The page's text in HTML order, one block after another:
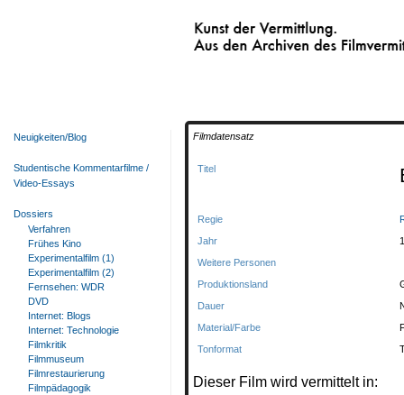
Kunst der Vermittlung.
Aus den Archiven des Filmvermittelnden
Neuigkeiten/Blog
Studentische Kommentarfilme /
Video-Essays
Dossiers
Verfahren
Frühes Kino
Experimentalfilm (1)
Experimentalfilm (2)
Fernsehen: WDR
DVD
Internet: Blogs
Internet: Technologie
Filmkritik
Filmmuseum
Filmrestaurierung
Filmpädagogik
Filmdatensatz
Titel
Regie
Jahr
Weitere Personen
Produktionsland
Dauer
Material/Farbe
Tonformat
Dieser Film wird vermittelt in: